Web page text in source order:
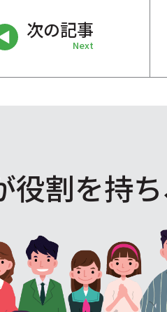
次の記事
Next
役割を持